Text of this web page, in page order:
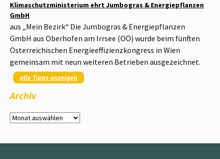
Klimaschutzministerium ehrt Jumbogras & Energiepflanzen
GmbH
aus „Mein Bezirk“ Die Jumbogras & Energiepflanzen
GmbH aus Oberhofen am Irrsee (OÖ) wurde beim fünften
Österreichischen Energieeffizienzkongress in Wien
gemeinsam mit neun weiteren Betrieben ausgezeichnet.
alle Tipps anzeigen
Archiv
Archiv